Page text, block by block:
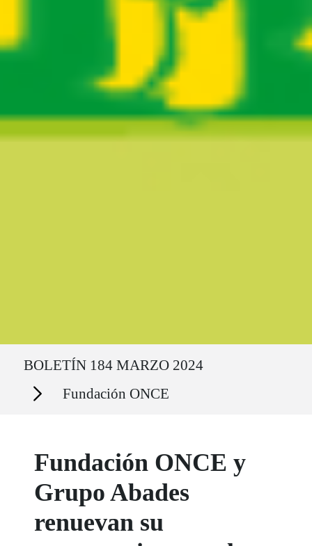
BOLETÍN 184 MARZO 2024
Secciones Fundación ONCE
Fundación ONCE y
Grupo Abades
renuevan su